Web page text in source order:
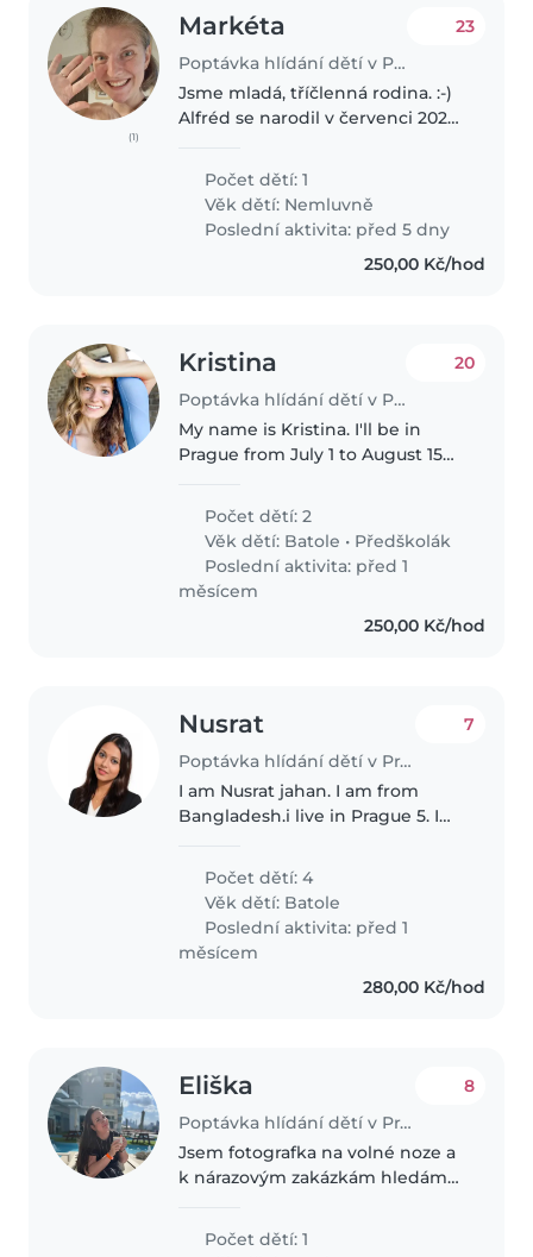
(1)
Markéta
Poptávka hlídání dětí v Praha
23
Jsme mladá, tříčlenná rodina. :-)
Alfréd se narodil v červenci 2024
které prozkoumává svět a je
hodně aktivní. ze zdravotních
důvodů bych nyní potrebovala..
Počet dětí: 1
Věk dětí: Nemluvně
Poslední aktivita: před 5 dny
250,00 Kč/hod
Kristina
Poptávka hlídání dětí v Praha
20
My name is Kristina. I'll be in
Prague from July 1 to August 15
and 1.5 years old), and I'm
looking for some help during
that time. Russian, English..
Počet dětí: 2
Věk dětí: Batole • Předškolák
Poslední aktivita: před 1
měsícem
250,00 Kč/hod
Nusrat
Poptávka hlídání dětí v Praha
7
I am Nusrat jahan. I am from
Bangladesh.i live in Prague 5. I
have one sister. She have two
sons. I love my son and family
very much much.
Počet dětí: 4
Věk dětí: Batole
Poslední aktivita: před 1
měsícem
280,00 Kč/hod
Eliška
Poptávka hlídání dětí v Praha
8
Jsem fotografka na volné noze a
k nárazovým zakázkám hledám
Počet dětí: 1